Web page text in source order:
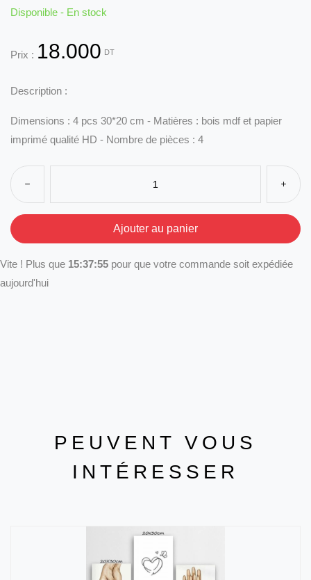
Disponible - En stock
Prix : 18.000 DT
Description :
Dimensions : 4 pcs 30*20 cm - Matières : bois mdf et papier
imprimé qualité HD - Nombre de pièces : 4
Vite ! Plus que 15:37:55 pour que votre commande soit expédiée
aujourd'hui
PEUVENT VOUS
INTÉRESSER